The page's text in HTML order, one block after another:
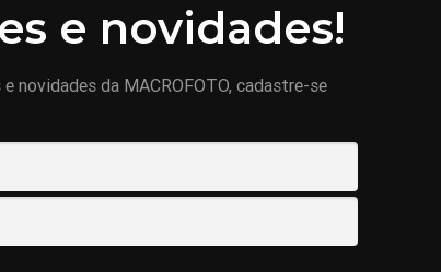
e novidades!
novidades da MACROFOTO, cadastre-se